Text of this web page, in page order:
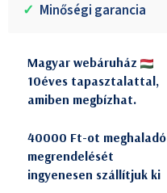
✓ Minőségi garancia
Magyar webáruház
10éves tapasztalattal,
amiben megbízhat.
40000 Ft-ot meghaladó
megrendelését
ingyenesen szállítjuk ki